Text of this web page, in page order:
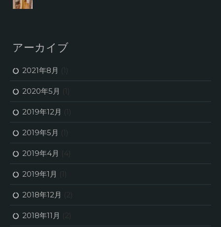
アーカイブ
2021年8月 (1)
2020年5月 (1)
2019年12月 (1)
2019年5月 (1)
2019年4月 (4)
2019年1月 (1)
2018年12月 (2)
2018年11月 (2)